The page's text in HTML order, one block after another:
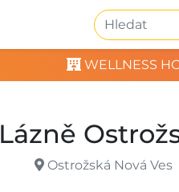
WELLNESS
Lázně
Ostrožská Nová Ves